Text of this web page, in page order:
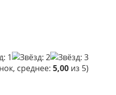
среднее: 5,00 из 5)